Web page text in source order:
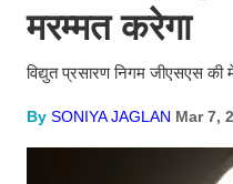
मरम्मत करेगा
विद्युत प्रसारण निगम जीएसएस
By SONIYA JAGLAN Mar 7,